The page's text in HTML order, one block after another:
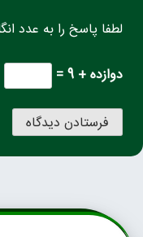
لطفا پاسخ را به عدد
دوازده + 9 =